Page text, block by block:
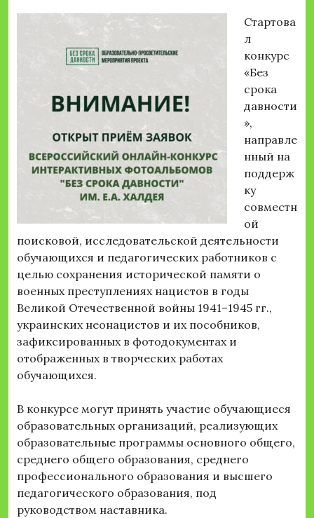
Стартова
л
конкурс
«Без
срока
давности
»,
направле
нный на
поддерж
ку
совместн
ой
поисковой, исследовательской деятельности
обучающихся и педагогических работников с
целью сохранения исторической памяти о
военных преступлениях нацистов в годы
Великой Отечественной войны 1941–1945 гг.,
украинских неонацистов и их пособников,
зафиксированных в фотодокументах и
отображенных в творческих работах
обучающихся.
В конкурсе могут принять участие обучающиеся
образовательных организаций, реализующих
образовательные программы основного общего,
среднего общего образования, среднего
профессионального образования и высшего
педагогического образования, под
руководством наставника.